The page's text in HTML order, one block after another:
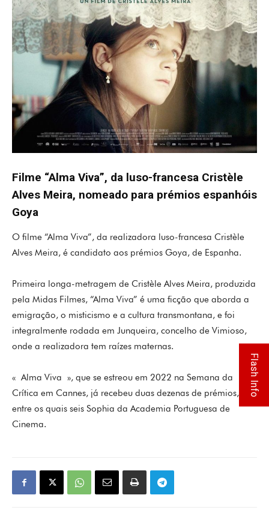
Filme “Alma Viva”, da luso-francesa Cristèle
Alves Meira, nomeado para prémios espanhóis
Goya
O filme “Alma Viva”, da realizadora luso-francesa Cristèle
Alves Meira, é candidato aos prémios Goya, de Espanha.
Primeira longa-metragem de Cristèle Alves Meira, produzida
pela Midas Filmes, “Alma Viva” é uma ficção que aborda a
emigração, o misticismo e a cultura transmontana, e foi
integralmente rodada em Junqueira, concelho de Vimioso,
onde a realizadora tem raízes maternas.
« Alma Viva », que se estreou em 2022 na Semana da
Crítica em Cannes, já recebeu duas dezenas de prémios,
entre os quais seis Sophia da Academia Portuguesa de
Cinema.
Flash Info